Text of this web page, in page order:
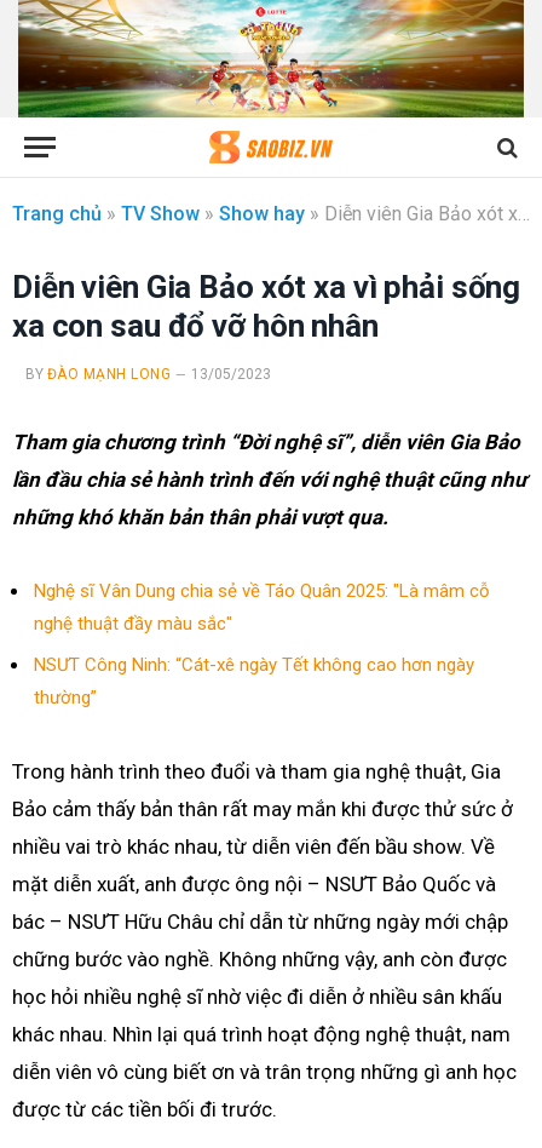
Trang chủ » TV Show » Show hay » Diễn viên Gia Bảo xót xa vì phải sống xa con sau đổ vỡ hôn nhân
Diễn viên Gia Bảo xót xa vì phải sống
xa con sau đổ vỡ hôn nhân
BY ĐÀO MẠNH LONG 13/05/2023
Tham gia chương trình “Đời nghệ sĩ”, diễn viên Gia Bảo
lần đầu chia sẻ hành trình đến với nghệ thuật cũng như
những khó khăn bản thân phải vượt qua.
Nghệ sĩ Vân Dung chia sẻ về Táo Quân 2025: "Là mâm cỗ
nghệ thuật đầy màu sắc"
NSƯT Công Ninh: “Cát-xê ngày Tết không cao hơn ngày
thường”
Trong hành trình theo đuổi và tham gia nghệ thuật, Gia
Bảo cảm thấy bản thân rất may mắn khi được thử sức ở
nhiều vai trò khác nhau, từ diễn viên đến bầu show. Về
mặt diễn xuất, anh được ông nội – NSƯT Bảo Quốc và
bác – NSƯT Hữu Châu chỉ dẫn từ những ngày mới chập
chững bước vào nghề. Không những vậy, anh còn được
học hỏi nhiều nghệ sĩ nhờ việc đi diễn ở nhiều sân khấu
khác nhau. Nhìn lại quá trình hoạt động nghệ thuật, nam
diễn viên vô cùng biết ơn và trân trọng những gì anh học
được từ các tiền bối đi trước.